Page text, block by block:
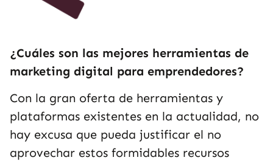
¿Cuáles son las mejores herramientas de
marketing digital para emprendedores?
Con la gran oferta de herramientas y
plataformas existentes en la actualidad, no
hay excusa que pueda justificar el no
aprovechar estos formidables recursos